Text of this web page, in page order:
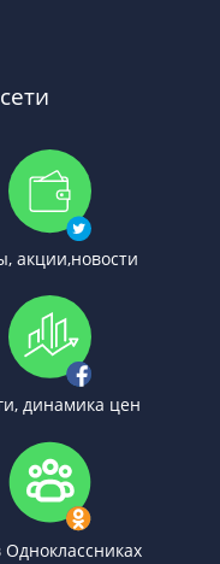
акции,новости
динамика цен